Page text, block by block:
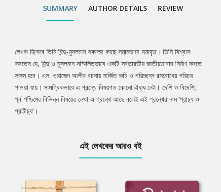
SUMMARY AUTHOR DETAILS REVIEW
Tab
Article
লেখক হিসেবে তিনি হিন্দু-মুসলমান সকলের কাছে সমানভাবে সমাদৃত। তিনি বিশ্বাস
করতেন যে, হিন্দু ও মুসলমান সম্মিলিতভাবে একটি সর্বভারতীয় জাতীয়তাবাদ নির্মাণ করতে
সক্ষম হবে। এস. ওয়াজেদ আলীর রচনায় মার্জিত রুচি ও পরিচ্ছন্ন রসবোধের পরিচয়
পাওয়া যায়। সামগ্রিকভাবে এ গ্রন্থে বিষয়গত কোনো ঐক্য নেই। দেশি ও বিদেশি,
পূর্ব-পশ্চিমের বিভিন্ন বিষয়ের লেখা এ গ্রন্থে আছে বলেই এই গ্রন্থের নাম ‘প্রাচ্য ও
প্রতীচ্য’।
এই লেখকের আরও বই